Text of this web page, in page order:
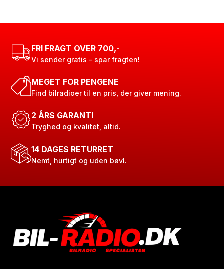
FRI FRAGT OVER 700,-
Vi sender gratis – spar fragten!
MEGET FOR PENGENE
Find bilradioer til en pris, der giver mening.
2 ÅRS GARANTI
Tryghed og kvalitet, altid.
14 DAGES RETURRET
Nemt, hurtigt og uden bøvl.